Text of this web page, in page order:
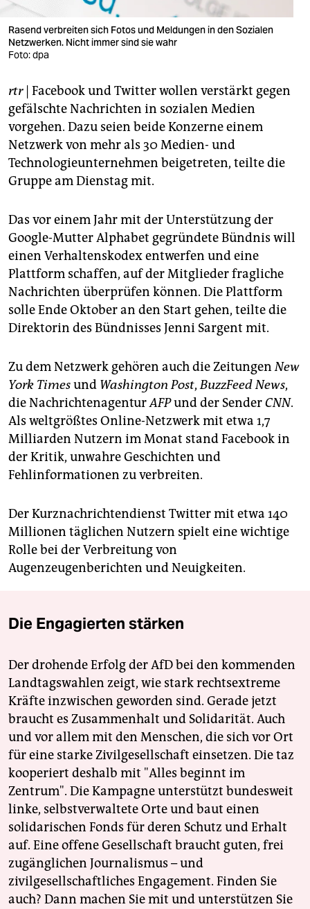
verlag
veranstaltungen
fragen & hilfe
unterstützen
abo
genossenschaft
Rasend verbreiten sich Fotos und Meldungen in den Sozialen
Netzwerken. Nicht immer sind sie wahr
Foto: dpa
rtr| Facebook und Twitter wollen verstärkt gegen
gefälschte Nachrichten in sozialen Medien
vorgehen. Dazu seien beide Konzerne einem
Netzwerk von mehr als 30 Medien- und
Technologieunternehmen beigetreten, teilte die
Gruppe am Dienstag mit.
Das vor einem Jahr mit der Unterstützung der
Google-Mutter Alphabet gegründete Bündnis will
einen Verhaltenskodex entwerfen und eine
Plattform schaffen, auf der Mitglieder fragliche
Nachrichten überprüfen können. Die Plattform
solle Ende Oktober an den Start gehen, teilte die
Direktorin des Bündnisses Jenni Sargent mit.
Zu dem Netzwerk gehören auch die ZeitungenNew
York Timesund Washington Post,BuzzFeed News,
die NachrichtenagenturAFPund der SenderCNN.
Als weltgrößtes Online-Netzwerk mit etwa 1,7
Milliarden Nutzern im Monat stand Facebook in
der Kritik, unwahre Geschichten und
Fehlinformationen zu verbreiten.
Der Kurznachrichtendienst Twitter mit etwa 140
Millionen täglichen Nutzern spielt eine wichtige
Rolle bei der Verbreitung von
Augenzeugenberichten und Neuigkeiten.
Die Engagierten stärken
Der drohende Erfolg der AfD bei den kommenden
Landtagswahlen zeigt, wie stark rechtsextreme
Kräfte inzwischen geworden sind. Gerade jetzt
braucht es Zusammenhalt und Solidarität. Auch
und vor allem mit den Menschen, die sich vor Ort
für eine starke Zivilgesellschaft einsetzen. Die taz
kooperiert deshalb mit "Alles beginnt im
Zentrum". Die Kampagne unterstützt bundesweit
linke, selbstverwaltete Orte und baut einen
solidarischen Fonds für deren Schutz und Erhalt
auf. Eine offene Gesellschaft braucht guten, frei
zugänglichen Journalismus – und
zivilgesellschaftliches Engagement. Finden Sie
auch? Dann machen Sie mit und unterstützen Sie